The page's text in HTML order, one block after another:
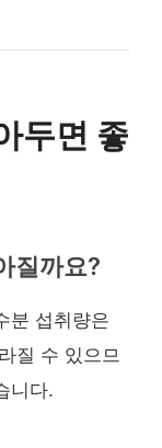
두면 좋
질까요?
분 섭취량은
질 수 있으므
니다.